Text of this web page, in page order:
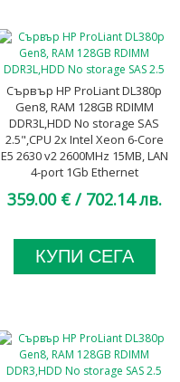
Сървър HP ProLiant DL380p
Gen8, RAM 128GB RDIMM
DDR3L,HDD No storage SAS
2.5",CPU 2x Intel Xeon 6-Core
E5 2630 v2 2600MHz 15MB, LAN
4-port 1Gb Ethernet
A клас
359.00 € / 702.14 лв.
КУПИ СЕГА